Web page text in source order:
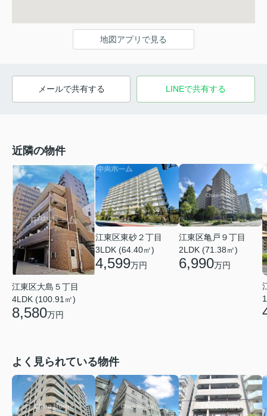
地図アプリで見る
メールで共有する LINEで共有する
近隣の物件
江東区大島５丁目
4LDK (100.91㎡)
8,580万円
江東区東砂２丁目
3LDK (64.40㎡)
4,599万円
江東区亀戸９丁目
2LDK (71.38㎡)
6,990万円
よく見られている物件